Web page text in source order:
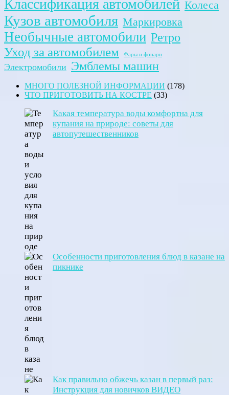
Классификация автомобилей Колеса
Кузов автомобиля Маркировка
Необычные автомобили Ретро
Уход за автомобилем
Фары и фонари
Электромобили Эмблемы машин
МНОГО ПОЛЕЗНОЙ ИНФОРМАЦИИ (178)
ЧТО ПРИГОТОВИТЬ НА КОСТРЕ (33)
Какая температура воды комфортна для
купания на природе: советы для
автопутешественников
Особенности приготовления блюд в казане на
пикнике
Как правильно обжечь казан в первый раз:
Инструкция для новичков ВИДЕО